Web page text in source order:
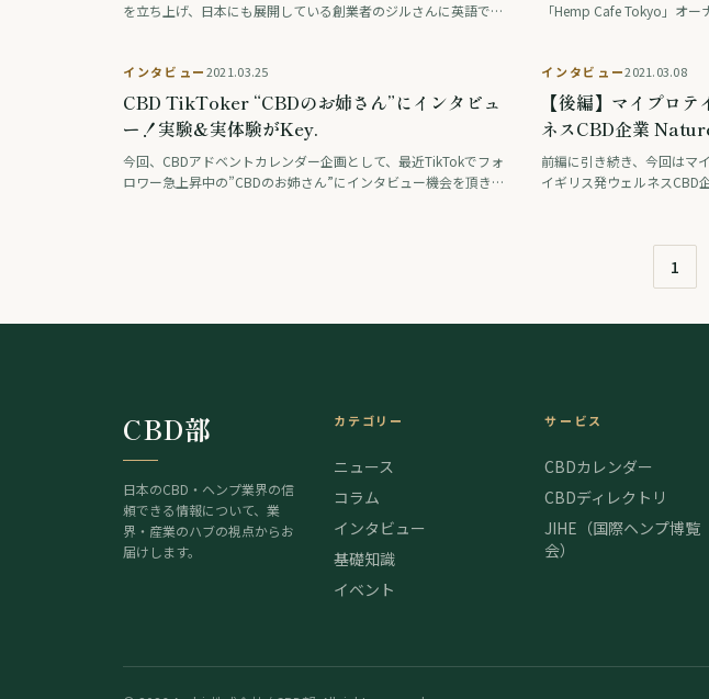
を立ち上げ、日本にも展開している創業者のジルさんに英語で直
「Hemp Cafe Tokyo」オ
インタビュー2021.03.25
CBD TikToker “CBDのお姉さん”にインタビュ
ー！実験&実体験がKey.
今回、CBDアドベントカレンダー企画として、最近TikTokでフォ
ロワー急上昇中の”CBDのお姉さん”にインタビュー機会を頂きま
インタビュー2021.03.08
【後編】マイプロ
ネスCBD企業
は
前編に引き続き、今回はマ
イギリス発ウェルネスCBD
1
CBD部
日本のCBD・ヘンプ業界の信
頼できる情報について、業
界・産業のハブの視点からお
届けします。
カテゴリー
ニュース
コラム
インタビュー
基礎知識
イベント
サービス
CBDカレンダー
CBDディレクトリ
JIHE（国際ヘンプ博覧
会）